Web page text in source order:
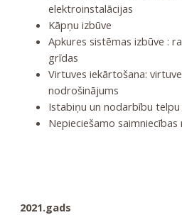
elektroinstalācijas
Kāpņu izbūve
Apkures sistēmas izbūve :
grīdas
Virtuves iekārtošana:
nodrošinājums
Istabiņu un nodarbību
Nepieciešamo
2021.gads